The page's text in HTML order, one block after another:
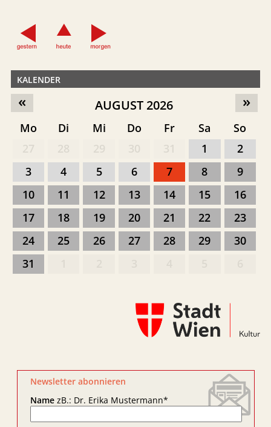
KALENDER
»
« AUGUST 2026
Mo Di Mi Do Fr Sa
So
1
2
3
4 5 6 7 8
9
10
11 12 13 14 15
16
17
18 19 20 21 22
23
24
25 26 27 28 29
30
31
Newsletter abonnieren
NamezB.: Dr. Erika Mustermann*